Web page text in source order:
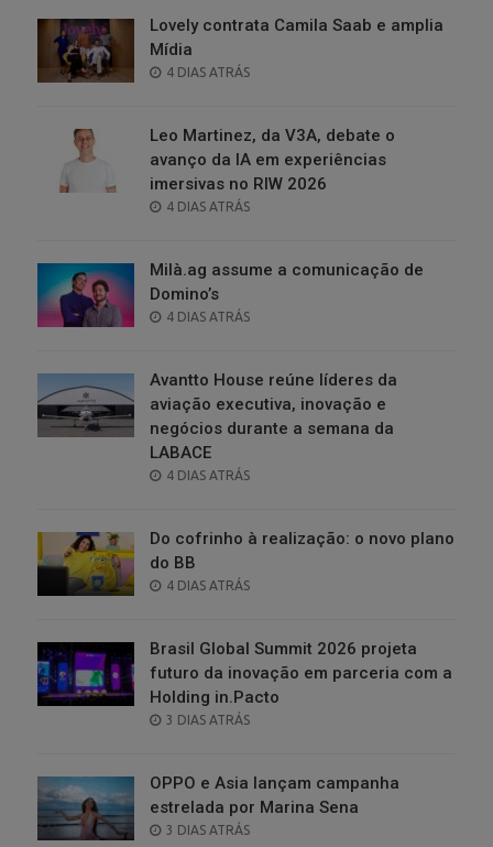
Lovely contrata Camila Saab e amplia
Mídia
POSTED
4 DIAS ATRÁS
Leo Martinez, da V3A, debate o
avanço da IA em experiências
imersivas no RIW 2026
POSTED
4 DIAS ATRÁS
Milà.ag assume a comunicação de
Domino’s
POSTED
4 DIAS ATRÁS
Avantto House reúne líderes da
aviação executiva, inovação e
negócios durante a semana da
LABACE
POSTED
4 DIAS ATRÁS
Do cofrinho à realização: o novo plano
do BB
POSTED
4 DIAS ATRÁS
Brasil Global Summit 2026 projeta
futuro da inovação em parceria com a
Holding in.Pacto
POSTED
3 DIAS ATRÁS
OPPO e Asia lançam campanha
estrelada por Marina Sena
POSTED
3 DIAS ATRÁS